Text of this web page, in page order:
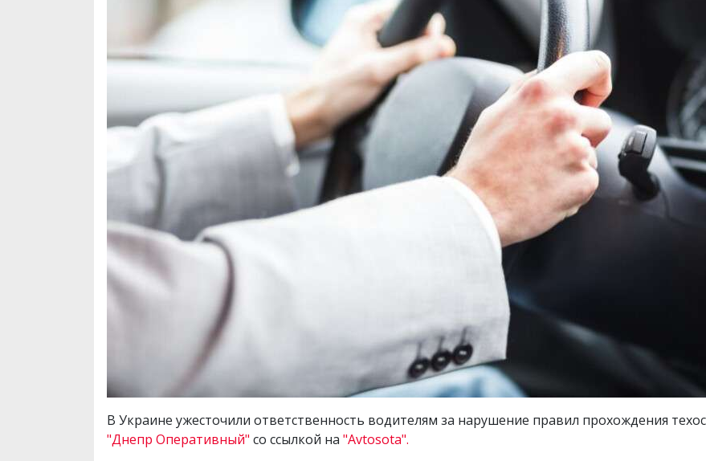
В Украине ужесточили ответственность водителям за нарушение правил прохождения
"Днепр Оперативный" со ссылкой на "Avtosota".